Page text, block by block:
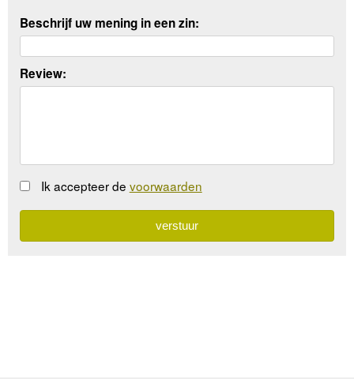
Beschrijf uw mening in een zin:
Review:
Ik accepteer de voorwaarden